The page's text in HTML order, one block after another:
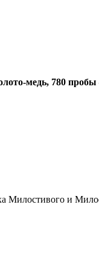
медь, 780
Милостивого и